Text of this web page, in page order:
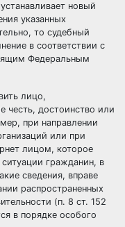
новый
указанных
то судебный
в соответствии с
Федеральным
лицо,
честь, достоинство или
при направлении
или при
лицом, которое
гражданин, в
сведения, вправе
распространенных
(п. 8 ст. 152
в порядке особого